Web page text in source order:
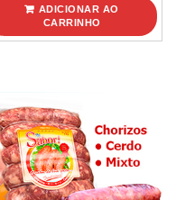
ADICIONAR AO
CARRINHO